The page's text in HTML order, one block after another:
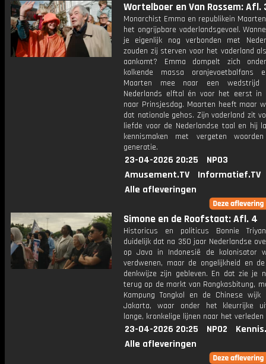
Wortelboer en Van Rossem: Afl.
Monarchist Emma en republikein
het ongrijpbare vaderlandsgevoel.
je eigenlijk nog verbonden met
zouden zij sterven voor het vaderland
aankomt? Emma dompelt zich
kolkende massa oranjevoetbalfans
Maarten mee naar een
Nederlands elftal én voor het eerst in
naar Prinsjesdag. Maarten heeft maar
dat nationale gehos. Zijn vaderland zit
liefde voor de Nederlandse taal en hij
kennismaken met vergeten
generatie.
23-04-2026 20:25
NPO3
Amusement.TV
Informatief.TV
Alle afleveringen
Simone en de Roofstaat: Afl. 4
Historicus en politicus Bonnie
duidelijk dat na 350 jaar Nederlandse
op Java in Indonesië de kolonisator
verdwenen, maar de ongelijkheid en
denkwijze zijn gebleven. En dat zie je
terug op de markt van Rangkasbitung,
Kampung Tongkol en de Chinese wijk
Jakarta, waar onder het kleurrijke
lange, kronkelige lijnen naar het verleden
23-04-2026 20:25 NPO2
Alle afleveringen